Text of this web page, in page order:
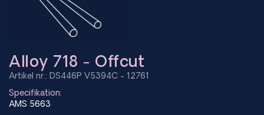
Alloy 718 - Offcut
Artikel nr.: DS446P V5394C - 12761
Specifikation:
AMS 5663